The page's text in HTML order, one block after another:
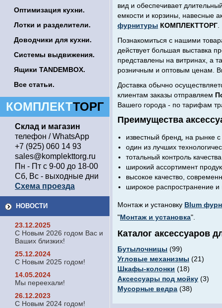
Оптимизация кухни.
Лотки и разделители.
Доводчики для кухни.
Системы выдвижения.
Ящики TANDEMBOX.
Все статьи.
КОМПЛЕКТТОРГ
Склад и магазин
телефон / WhatsApp
+7 (925) 060 14 93
sales@komplekttorg.ru
Пн - Пт с 9-00 до 18-00
Сб, Вс - выходные дни
Схема проезда
НОВОСТИ
23.12.2025
С Новым 2026 годом Вас и
Ваших близких!
25.12.2024
С Новым 2025 годом!
14.05.2024
Мы переехали!
26.12.2023
С Новым 2024 годом!
вид и обеспечивает
емкости и корзины, навесные
фурнитуры КОМПЛЕКТТОРГ
Познакомиться с нашими
действует большая выставка
представлены на витринах, а
розничным и оптовым ценам.
Доставка обычно
клиентам заказы отправляем
Вашего города - по тарифам
Преимущества
известный бренд, на рынке
один из лучших
тотальный контроль
широкий ассортимент
высокое качество,
широкое распространение
Монтаж и установку Blum
"Монтаж и установка".
Каталог аксессуаров
Бутылочницы (99)
Угловые механизмы (21)
Шкафы-колонки (18)
Аксессуары под мойку (3)
Мусорные ведра (38)